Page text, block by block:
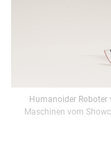
Humanoider Roboter
Maschinen vom